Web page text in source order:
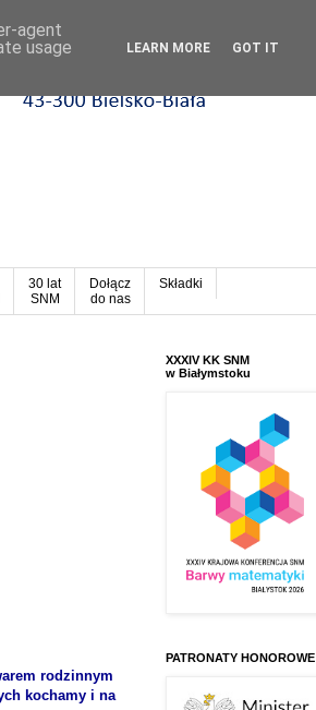
30 lat
SNM
Dołącz
do nas
Składki
rodzinnym
kochamy i na
XXXIV KK SNM
w Białymstoku
PATRONATY HONOROWE
agent
usage
LEARN MORE GOT IT